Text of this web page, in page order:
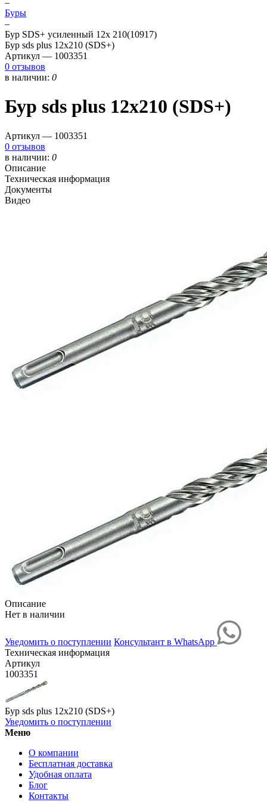
–
Буры
–
Бур SDS+ усиленный 12х 210(10917)
Бур sds plus 12х210 (SDS+)
Артикул — 1003351
0 отзывов
в наличии: 0
Бур sds plus 12х210 (SDS+)
Артикул — 1003351
0 отзывов
в наличии: 0
Описание
Техническая информация
Документы
Видео
Описание
Нет в наличии
Уведомить о поступлении Консультант в WhatsApp
Техническая информация
Артикул
1003351
Бур sds plus 12х210 (SDS+)
Уведомить о поступлении
Меню
О компании
Бесплатная доставка
Удобная оплата
Блог
Контакты